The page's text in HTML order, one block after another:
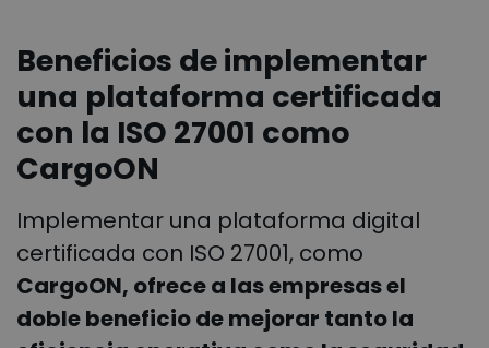
Beneficios de implementar
una plataforma certificada
con la ISO 27001 como
CargoON
Implementar una plataforma digital
certificada con ISO 27001, como
CargoON, ofrece a las empresas el
doble beneficio de mejorar tanto la